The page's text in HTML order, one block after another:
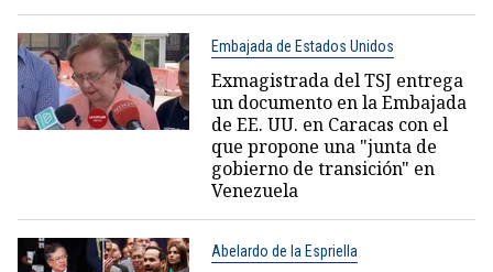
Embajada de Estados Unidos
Exmagistrada del TSJ entrega
un documento en la Embajada
de EE. UU. en Caracas con el
que propone una "junta de
gobierno de transición" en
Venezuela
Abelardo de la Espriella